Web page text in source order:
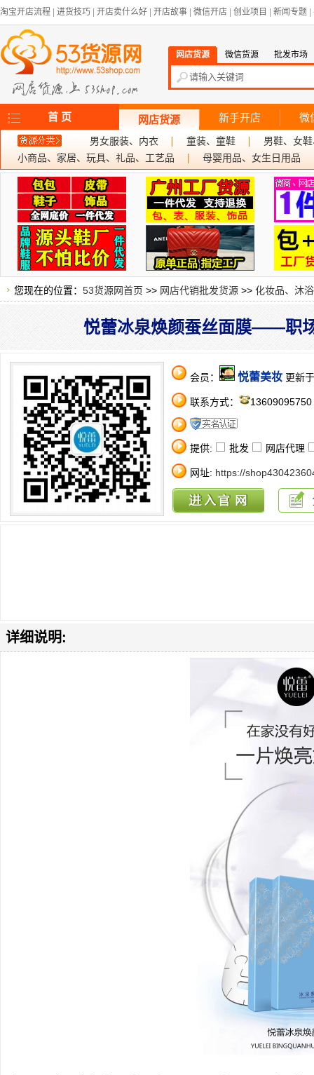
淘宝开店流程 进货技巧 开店卖什么好 开店故事 微信开店 创业项目 新闻专题
网店货源 微信货源 批发市场
首 页 网店货源 新手开店 微
男女服装、内衣 童装、童鞋
男鞋、女
小商品、家居、玩具、礼品、工艺品
母婴用品、女生日用品
您现在的位置： 53货源网首页 >> 网店代销批发货源 >> 化妆品、沐
悦蕾冰泉焕颜蚕丝面膜——职
会员： 悦蕾美妆 更新
联系方式： 13609095750
提供: 批发 网店代理
网址: https://
详细说明: